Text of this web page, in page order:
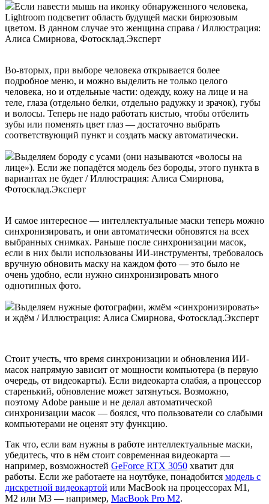
Если навести мышь на иконку обнаруженного человека,
Lightroom подсветит область будущей маски бирюзовым
цветом. В данном случае это женщина справа / Иллюстрация:
Алиса Смирнова, Фотосклад.Эксперт
Во-вторых, при выборе человека открывается более
подробное меню, и можно выделить не только целого
человека, но и отдельные части: одежду, кожу на лице и на
теле, глаза (отдельно белки, отдельно радужку и зрачок), губы
и волосы. Теперь не надо работать кистью, чтобы отбелить
зубы или поменять цвет глаз — достаточно выбрать
соответствующий пункт и создать маску автоматически.
Выделяем бороду с усами (они называются «волосы на
лице»). Если же попадётся модель без бороды, этого пункта в
вариантах не будет / Иллюстрация: Алиса Смирнова,
Фотосклад.Эксперт
И самое интересное — интеллектуальные маски теперь можно
синхронизировать, и они автоматически обновятся на всех
выбранных снимках. Раньше после синхронизации масок,
если в них были использованы ИИ-инструменты, требовалось
вручную обновить маску на каждом фото — это было не
очень удобно, если нужно синхронизировать много
однотипных фото.
Выделяем нужные фотографии, жмём «синхронизировать»
и ждём / Иллюстрация: Алиса Смирнова, Фотосклад.Эксперт
Стоит учесть, что время синхронизации и обновления ИИ-
масок напрямую зависит от мощности компьютера (в первую
очередь, от видеокарты). Если видеокарта слабая, а процессор
старенький, обновление может затянуться. Возможно,
поэтому Adobe раньше и не делал автоматической
синхронизации масок — боялся, что пользователи со слабыми
компьютерами не оценят эту функцию.
Так что, если вам нужны в работе интеллектуальные маски,
убедитесь, что в нём стоит современная видеокарта —
например, возможностей GeForce RTX 3050 хватит для
работы. Если же работаете на ноутбуке, понадобится модель с
дискретной видеокартой или MacBook на процессорах M1,
M2 или M3 — например, MacBook Pro M2.